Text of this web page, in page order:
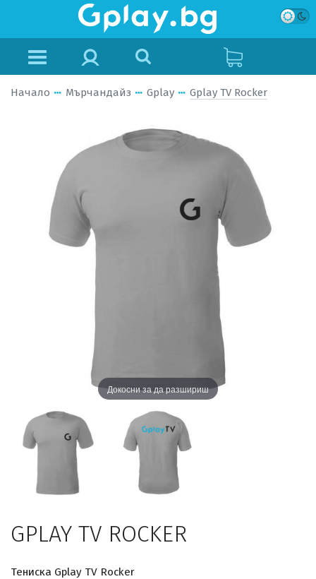
Начало Мърчандайз Gplay Gplay TV Rocker
Докосни за да разшириш
GPLAY TV ROCKER
Тениска Gplay TV Rocker